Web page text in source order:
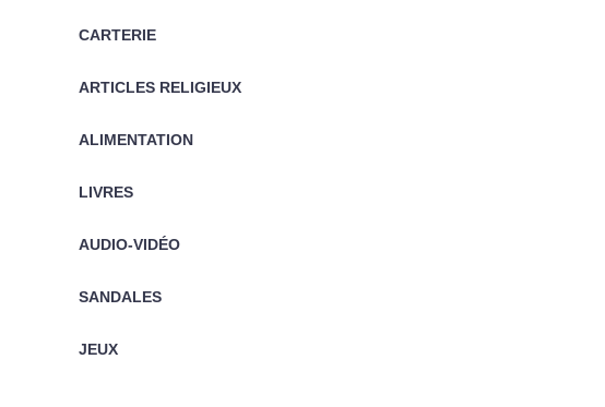
CARTERIE
ARTICLES RELIGIEUX
ALIMENTATION
LIVRES
AUDIO-VIDÉO
SANDALES
JEUX